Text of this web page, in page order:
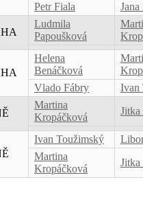
Petr Fiala
Ludmila
Papoušková
Helena
Benáčková
Vlado Fábry
Ivan
Martina
Kropáčková
Ivan Toužimský
Martina
Kropáčková